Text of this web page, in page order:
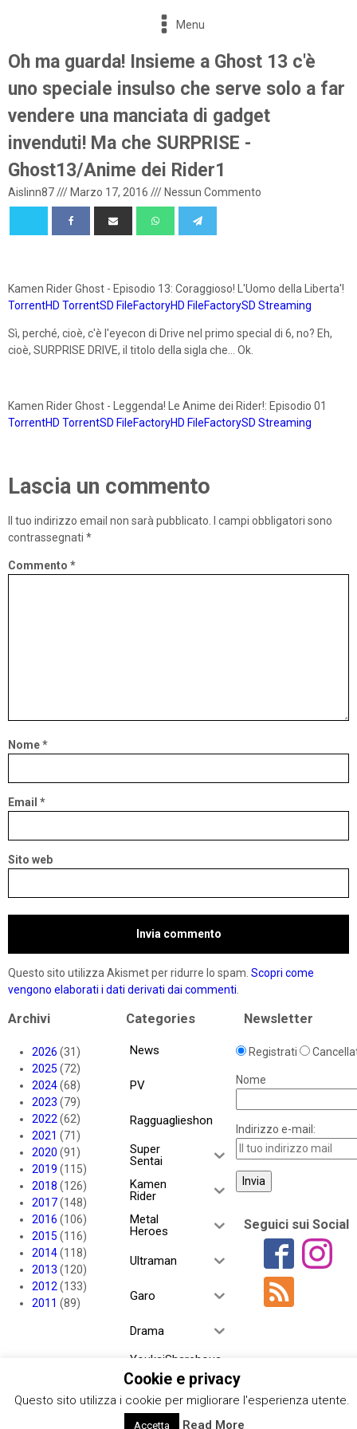
Menu
Oh ma guarda! Insieme a Ghost 13 c'è
uno speciale insulso che serve solo a far
vendere una manciata di gadget
invenduti! Ma che SURPRISE -
Ghost13/Anime dei Rider1
Aislinn87/// Marzo 17, 2016 /// Nessun Commento
Kamen Rider Ghost - Episodio 13: Coraggioso! L'Uomo della Liberta'!
TorrentHD TorrentSD FileFactoryHD FileFactorySD Streaming
Sì, perché, cioè, c'è l'eyecon di Drive nel primo special di 6, no? Eh,
cioè, SURPRISE DRIVE, il titolo della sigla che... Ok.
Kamen Rider Ghost - Leggenda! Le Anime dei Rider!: Episodio 01
TorrentHD TorrentSD FileFactoryHD FileFactorySD Streaming
Lascia un commento
Il tuo indirizzo email non sarà pubblicato.
I campi obbligatori sono
contrassegnati *
Commento *
Nome*
Email *
Sito web
Questo sito utilizza Akismet per ridurre lo spam. Scopri come
vengono elaborati i dati derivati dai commenti.
Archivi
2026 (31)
2025 (72)
2024(68)
2023 (79)
2022(62)
2021 (71)
2020 (91)
2019 (115)
2018 (126)
2017(148)
2016 (106)
2015 (116)
2014(118)
2013 (120)
2012(133)
2011 (89)
Categories
News
PV
Ragguaglieshon
Super
Sentai
Kamen
Rider
Metal
Heroes
Ultraman
Garo
Drama
YoukaiSharehous
e
Project RED
Newsletter
Registrati
Nome
Indirizzo e-mail:
Seguici sui Social
Cookie e privacy
Questo sito utilizza i cookie per migliorare l'esperienza utente.
Accetta Read More